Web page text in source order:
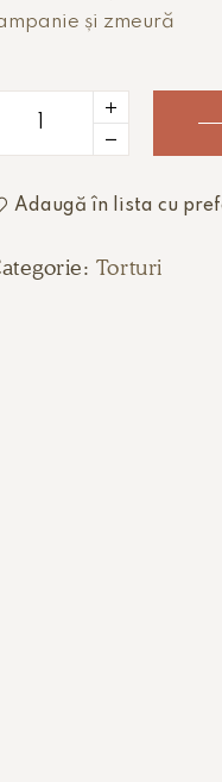
și zmeură
Adaugă în lista cu
Torturi